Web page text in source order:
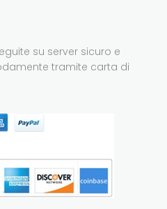
su server sicuro e
tramite carta di